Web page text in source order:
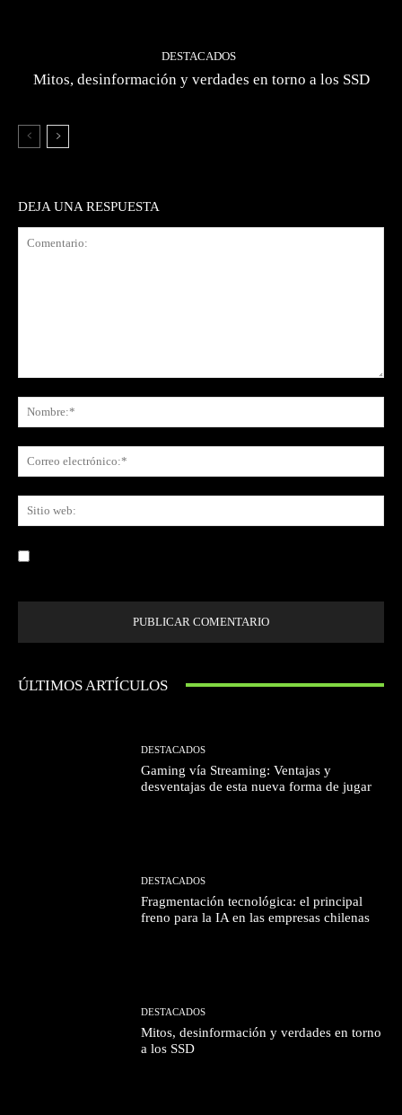
DESTACADOS
Mitos, desinformación y verdades en torno a los SSD
DEJA UNA RESPUESTA
ÚLTIMOS ARTÍCULOS
DESTACADOS
Gaming vía Streaming: Ventajas y
desventajas de esta nueva forma de jugar
DESTACADOS
Fragmentación tecnológica: el principal
freno para la IA en las empresas chilenas
DESTACADOS
Mitos, desinformación y verdades en torno
a los SSD